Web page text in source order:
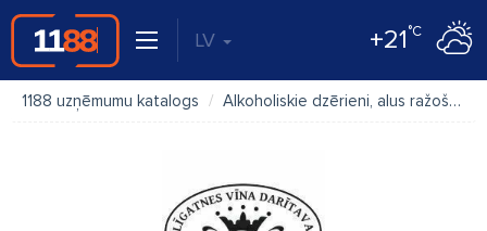
LV +21°C
1188 uzņēmumu katalogs Alkoholiskie dzērieni, alus ražošana